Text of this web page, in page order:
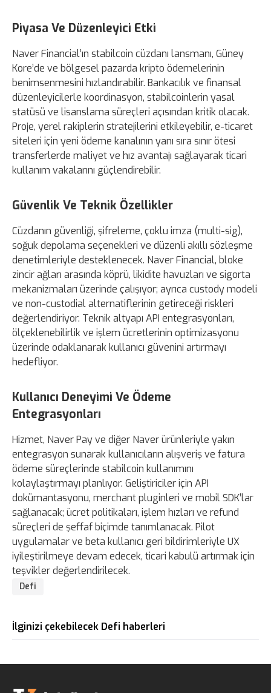
Piyasa Ve Düzenleyici Etki
Naver Financial’ın stabilcoin cüzdanı lansmanı, Güney
Kore’de ve bölgesel pazarda kripto ödemelerinin
benimsenmesini hızlandırabilir. Bankacılık ve finansal
düzenleyicilerle koordinasyon, stabilcoinlerin yasal
statüsü ve lisanslama süreçleri açısından kritik olacak.
Proje, yerel rakiplerin stratejilerini etkileyebilir, e-ticaret
siteleri için yeni ödeme kanalının yanı sıra sınır ötesi
transferlerde maliyet ve hız avantajı sağlayarak ticari
kullanım vakalarını güçlendirebilir.
Güvenlik Ve Teknik Özellikler
Cüzdanın güvenliği, şifreleme, çoklu imza (multi-sig),
soğuk depolama seçenekleri ve düzenli akıllı sözleşme
denetimleriyle desteklenecek. Naver Financial, bloke
zincir ağları arasında köprü, likidite havuzları ve sigorta
mekanizmaları üzerinde çalışıyor; ayrıca custody modeli
ve non-custodial alternatiflerinin getireceği riskleri
değerlendiriyor. Teknik altyapı API entegrasyonları,
ölçeklenebilirlik ve işlem ücretlerinin optimizasyonu
üzerinde odaklanarak kullanıcı güvenini artırmayı
hedefliyor.
Kullanıcı Deneyimi Ve Ödeme
Entegrasyonları
Hizmet, Naver Pay ve diğer Naver ürünleriyle yakın
entegrasyon sunarak kullanıcıların alışveriş ve fatura
ödeme süreçlerinde stabilcoin kullanımını
kolaylaştırmayı planlıyor. Geliştiriciler için API
dokümantasyonu, merchant pluginleri ve mobil SDK’lar
sağlanacak; ücret politikaları, işlem hızları ve refund
süreçleri de şeffaf biçimde tanımlanacak. Pilot
uygulamalar ve beta kullanıcı geri bildirimleriyle UX
iyileştirilmeye devam edecek, ticari kabulü artırmak için
teşvikler değerlendirilecek.
Defi
İlginizi çekebilecek Defi haberleri